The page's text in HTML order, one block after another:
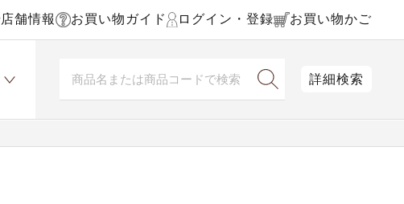
店舗情報 お買い物ガイド ログイン・登録 お買い物かご
詳細検索